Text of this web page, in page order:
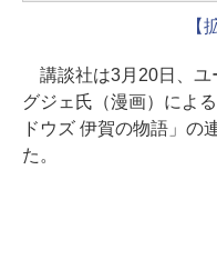
【
講談社は3月20日、ユ
グジェ氏（漫画）によ
ドウズ 伊賀の物語」の
た。